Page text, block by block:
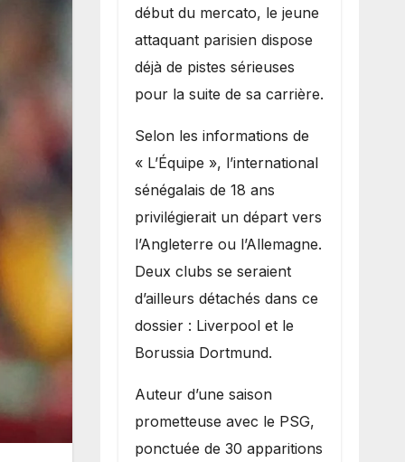
recruter Ibrahim
Mbaye
début du mercato, le jeune
attaquant parisien dispose
déjà de pistes sérieuses
pour la suite de sa carrière.
Selon les informations de
« L’Équipe », l’international
sénégalais de 18 ans
privilégierait un départ vers
l’Angleterre ou l’Allemagne.
Deux clubs se seraient
d’ailleurs détachés dans ce
dossier : Liverpool et le
Borussia Dortmund.
Auteur d’une saison
prometteuse avec le PSG,
ponctuée de 30 apparitions